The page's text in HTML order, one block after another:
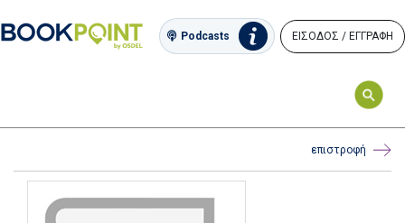
Podcasts ΕΙΣΟΔΟΣ / ΕΓΓΡΑΦΗ
επιστροφή